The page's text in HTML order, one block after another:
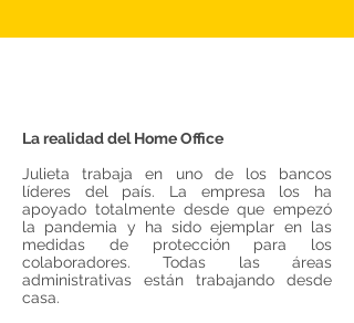
La realidad del Home Office
Julieta trabaja en uno de los bancos
líderes del país. La empresa los ha
apoyado totalmente desde que empezó
la pandemia y ha sido ejemplar en las
medidas de protección para los
colaboradores. Todas las áreas
administrativas están trabajando desde
casa.